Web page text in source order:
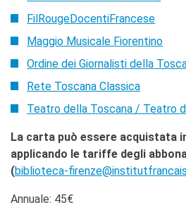
FilRougeDocentiFrancese
Maggio Musicale Fiorentino
Ordine dei Giornalisti della
Rete Toscana Classica
Teatro della Toscana / Teatro
La carta può essere acquistata
applicando le tariffe degli
(biblioteca-
Annuale: 45€